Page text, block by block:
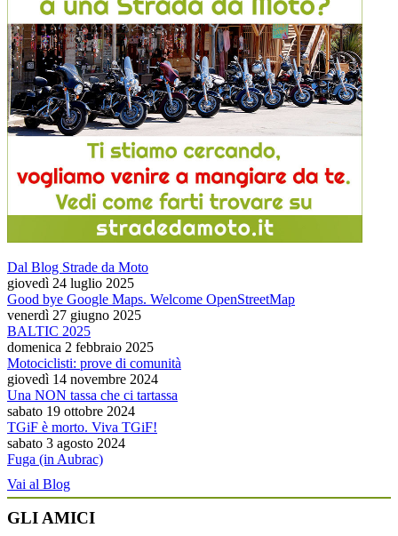
Dal Blog Strade da Moto
giovedì 24 luglio 2025
Good bye Google Maps. Welcome OpenStreetMap
venerdì 27 giugno 2025
BALTIC 2025
domenica 2 febbraio 2025
Motociclisti: prove di comunità
giovedì 14 novembre 2024
Una NON tassa che ci tartassa
sabato 19 ottobre 2024
TGiF è morto. Viva TGiF!
sabato 3 agosto 2024
Fuga (in Aubrac)
Vai al Blog
GLI AMICI